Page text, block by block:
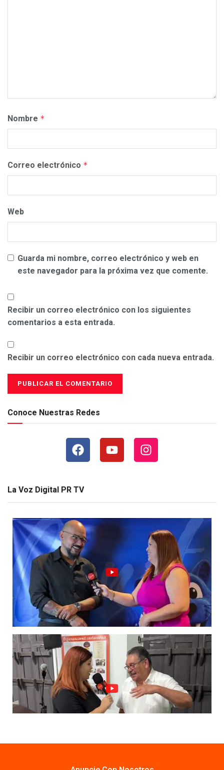
Nombre *
Correo electrónico *
Web
Guarda mi nombre, correo electrónico y web en
este navegador para la próxima vez que comente.
Recibir un correo electrónico con los siguientes
comentarios a esta entrada.
Recibir un correo electrónico con cada nueva entrada.
Conoce Nuestras Redes
La Voz Digital PR TV